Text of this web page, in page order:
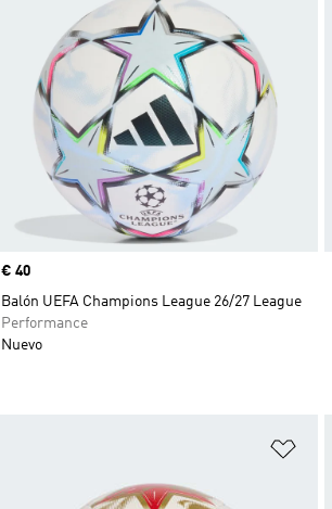
Precio
€ 40
Balón UEFA Champions League 26/27 League
Performance
Nuevo